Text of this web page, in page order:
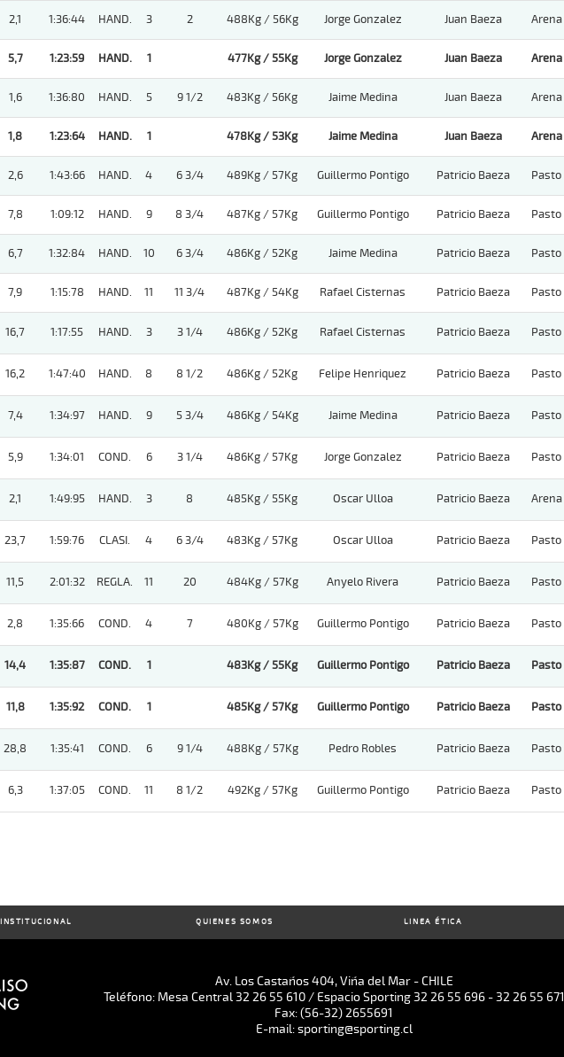
2,1 1:36:44 HAND. 3 2 488Kg / 56Kg Jorge Gonzalez Juan Baeza Arena
5,7 1:23:59 HAND. 1 477Kg / 55Kg Jorge Gonzalez Juan Baeza Arena
1,6 1:36:80 HAND. 5 9 1/2 483Kg / 56Kg Jaime Medina Juan Baeza Arena
1,8 1:23:64 HAND. 1 478Kg / 53Kg Jaime Medina Juan Baeza Arena
2,6 1:43:66 HAND. 4 6 3/4 489Kg / 57Kg Guillermo Pontigo Patricio Baeza Pasto
7,8 1:09:12 HAND. 9 8 3/4 487Kg / 57Kg Guillermo Pontigo Patricio Baeza Pasto
6,7 1:32:84 HAND. 10 6 3/4 486Kg / 52Kg Jaime Medina Patricio Baeza Pasto
7,9 1:15:78 HAND. 11 11 3/4 487Kg / 54Kg Rafael Cisternas Patricio Baeza Pasto
16,7 1:17:55 HAND. 3 3 1/4 486Kg / 52Kg Rafael Cisternas Patricio Baeza Pasto
16,2 1:47:40 HAND. 8 8 1/2 486Kg / 52Kg Felipe Henriquez Patricio Baeza Pasto
7,4 1:34:97 HAND. 9 5 3/4 486Kg / 54Kg Jaime Medina Patricio Baeza Pasto
5,9 1:34:01 COND. 6 3 1/4 486Kg / 57Kg Jorge Gonzalez Patricio Baeza Pasto
2,1 1:49:95 HAND. 3 8 485Kg / 55Kg Oscar Ulloa Patricio Baeza Arena
23,7 1:59:76 CLASI. 4 6 3/4 483Kg / 57Kg Oscar Ulloa Patricio Baeza Pasto
11,5 2:01:32 REGLA. 11 20 484Kg / 57Kg Anyelo Rivera Patricio Baeza Pasto
2,8 1:35:66 COND. 4 7 480Kg / 57Kg Guillermo Pontigo Patricio Baeza Pasto
14,4 1:35:87 COND. 1 483Kg / 55Kg Guillermo Pontigo Patricio Baeza Pasto
11,8 1:35:92 COND. 1 485Kg / 57Kg Guillermo Pontigo Patricio Baeza Pasto
28,8 1:35:41 COND. 6 9 1/4 488Kg / 57Kg Pedro Robles Patricio Baeza Pasto
6,3 1:37:05 COND. 11 8 1/2 492Kg / 57Kg Guillermo Pontigo Patricio Baeza Pasto
INSTITUCIONAL QUIENES SOMOS LINEA ÉTICA
Av. Los Castaños 404, Viña del Mar - CHILE
Teléfono: Mesa Central 32 26 55 610 / Espacio Sporting 32 26 55 696 - 32 26 55 671
Fax: (56-32) 2655691
E-mail: sporting@sporting.cl